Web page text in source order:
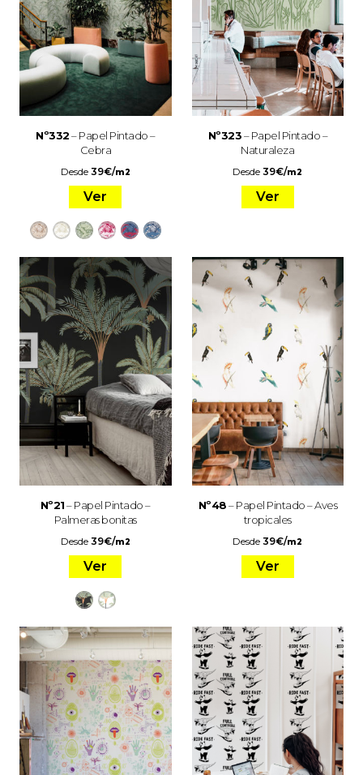
Nº332– Papel Pintado –
Cebra
Desde 39€/m2
Ver
Nº323– Papel Pintado –
Naturaleza
Desde39€/m2
Ver
Nº21– Papel Pintado –
Palmeras bonitas
Desde 39€/m2
Ver
Nº48– Papel Pintado – Aves
tropicales
Desde39€/m2
Ver